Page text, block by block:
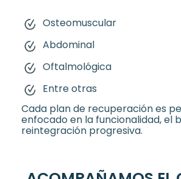
Osteomuscular
Abdominal
Oftalmológica
Entre otras
Cada plan de recuperación es
enfocado en la funcionalidad, el
reintegración progresiva.